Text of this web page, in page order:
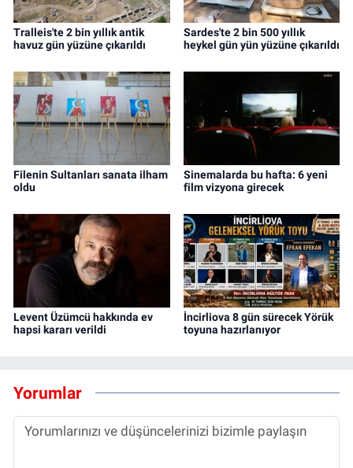
Tralleis'te 2 bin yıllık antik
havuz gün yüzüne çıkarıldı
Sardes'te 2 bin 500 yıllık
heykel gün yün yüzüne çıkarıldı
Filenin Sultanları sanata ilham
oldu
Sinemalarda bu hafta: 6 yeni
film vizyona girecek
Levent Üzümcü hakkında ev
hapsi kararı verildi
İncirliova 8 gün sürecek Yörük
toyuna hazırlanıyor
Yorumlar